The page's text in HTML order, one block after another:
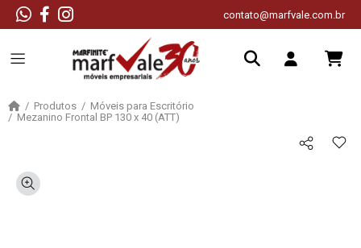
contato@marfvale.com.br
Produtos
Móveis para Escritório
Mezanino Frontal BP 130 x 40 (ATT)